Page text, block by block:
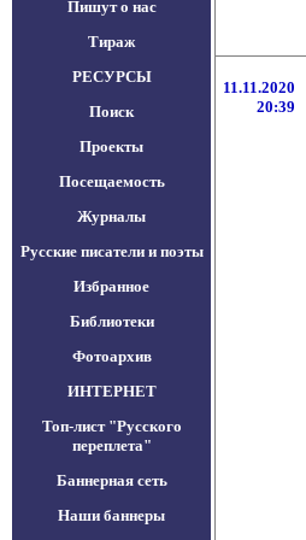
Пишут о нас
Тираж
РЕСУРСЫ
Поиск
Проекты
Посещаемость
Журналы
Русские писатели и поэты
Избранное
Библиотеки
Фотоархив
ИНТЕРНЕТ
Топ-лист "Русского
переплета"
Баннерная сеть
Наши баннеры
11.11.2020
20:39